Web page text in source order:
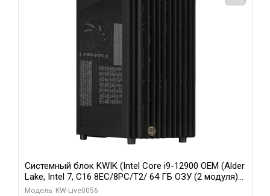
Системный блок KWIK (Intel Core i9-12900 OEM (Alder
Lake, Intel 7, C16 8EC/8PC/T2/ 64 ГБ ОЗУ (2 модуля)/
Palit RTX5080 INFINITY 3 OC 16GB GDDR7 256bit 3xDP
Модель: KW-Live0056